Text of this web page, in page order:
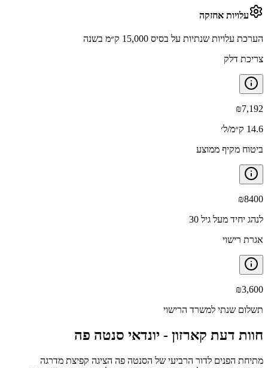
עלויות אחזקה
הערכת עלויות שנתיות על בסיס 15,000 ק״מ בשנה
צריכת דלק
₪7,192
14.6 ק״מ/ל׳
ביטוח מקיף ממוצע
₪8400
לנהג יחיד מעל גיל 30
אגרת רישוי
₪3,600
תשלום שנתי למשרד הרישוי
חוות דעת קארזון - יונדאי סנטה פה
מתיחת הפנים לדור הרביעי של הסנטה פה הציגה קפיצת מדרגה